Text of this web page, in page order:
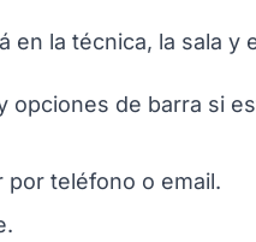
en la técnica, la sala y
opciones de barra si
teléfono o email.